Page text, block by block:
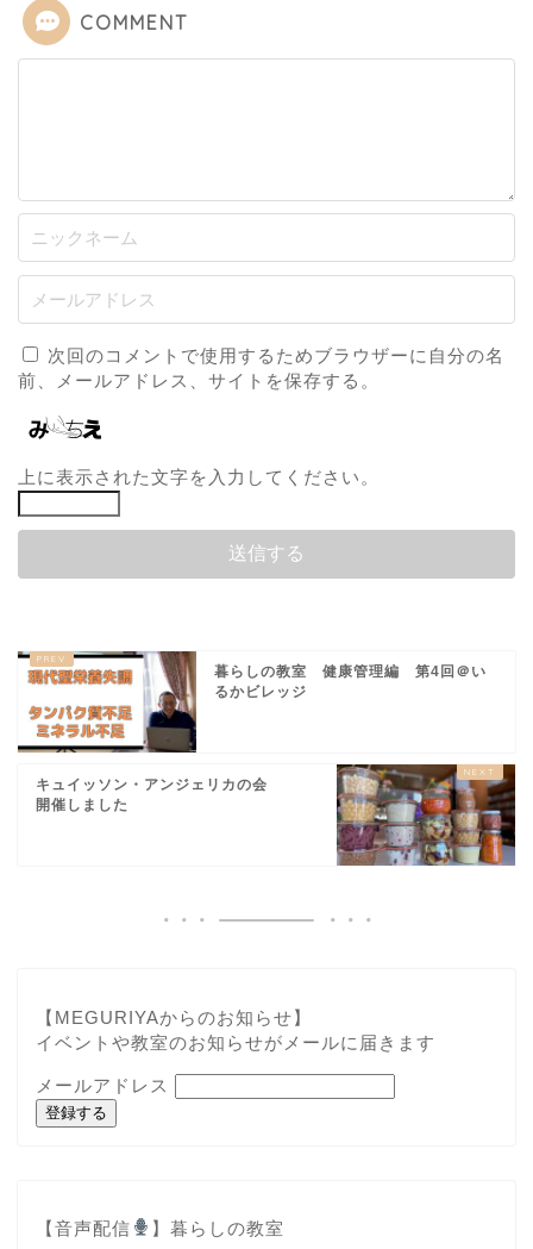
COMMENT
次回のコメントで使用するためブラウザーに自分の名
前、メールアドレス、サイトを保存する。
上に表示された文字を入力してください。
暮らしの教室 健康管理編 第4回＠い
るかビレッジ
キュイッソン・アンジェリカの会
開催しました
【MEGURIYAからのお知らせ】
イベントや教室のお知らせがメールに届きます
メールアドレス
登録する
【音声配信 】暮らしの教室